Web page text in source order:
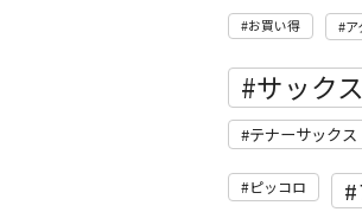
お買い得 ア
サックス
テナーサックス
ピッコロ